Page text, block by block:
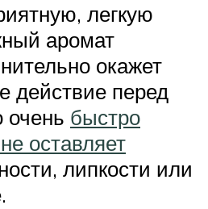
легкую
аромат
окажет
действие перед
очень быстро
оставляет
липкости или